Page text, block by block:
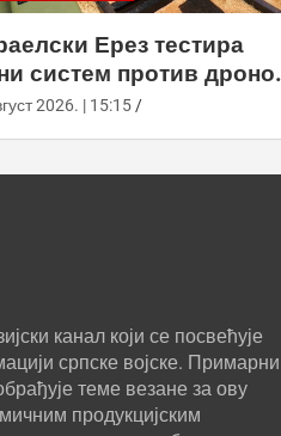
Ерез тестира
систем против
и лансером
2026. | 15:15
канал који се посвећује
српске војске. Примарни
теме везане за ову
продукцијским